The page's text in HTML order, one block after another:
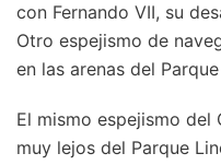
con Fernando VII, su
Otro espejismo de
en las arenas del
El mismo espejismo del
muy lejos del Parque